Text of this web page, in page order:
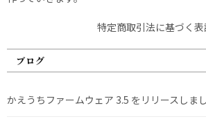
特定商取引法に基づく
ブログ
かえうちファームウェア 3.5 をリリースしま